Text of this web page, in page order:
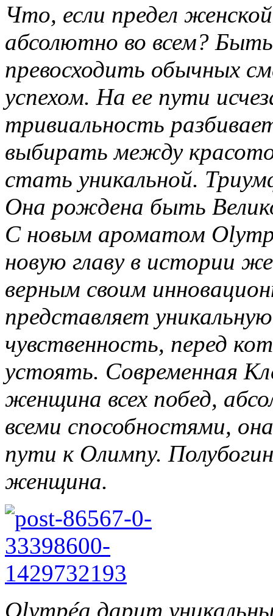
Что, если предел
абсолютно во всем?
превосходить обычных
успехом. На ее пути
тривиальность
выбирать между
стать уникальной.
Она рождена быть
С новым ароматом
новую главу в истории
верным своим
представляет
чувственность, перед
устоять. Современная
женщина всех побед,
всеми способностями,
пути к Олимпу.
женщина.
Olympéa дарит